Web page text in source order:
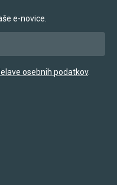
e-novice.
osebnih podatkov.